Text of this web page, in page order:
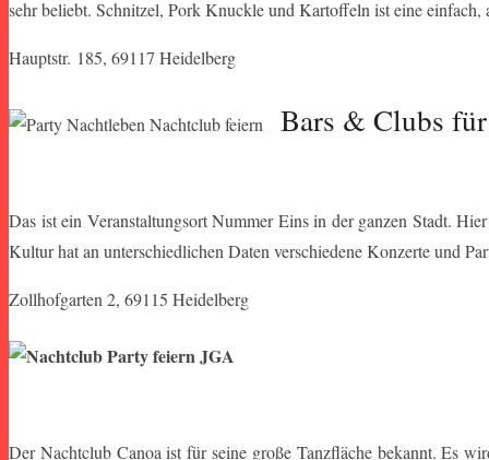
sehr beliebt. Schnitzel, Pork Knuckle und Kartoffeln ist eine einfach,
Hauptstr. 185, 69117 Heidelberg
Bars & Clubs
Das ist ein Veranstaltungsort Nummer Eins in der ganzen Stadt.
Kultur hat an unterschiedlichen Daten verschiedene Konzerte und
Zollhofgarten 2, 69115 Heidelberg
Der Nachtclub Canoa ist für seine große Tanzfläche bekannt. Es